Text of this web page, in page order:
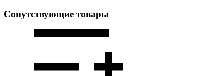
Сопутствующие товары